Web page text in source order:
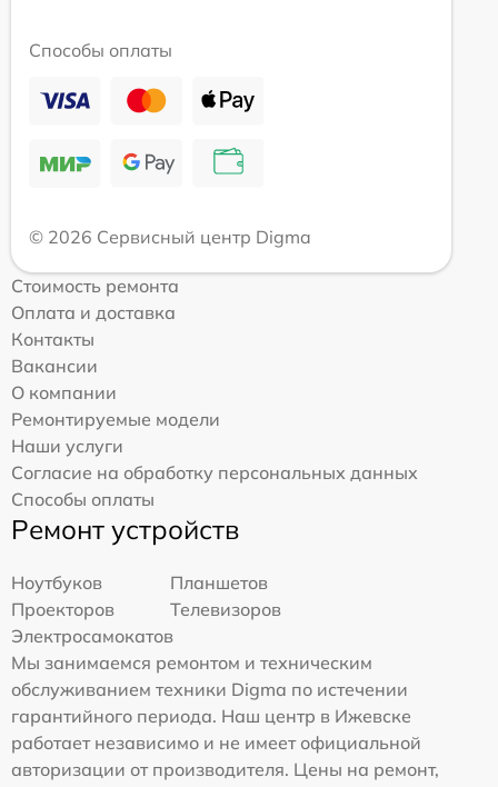
Способы оплаты
© 2026 Сервисный центр Digma
Стоимость ремонта
Оплата и доставка
Контакты
Вакансии
О компании
Ремонтируемые модели
Наши услуги
Согласие на обработку персональных данных
Способы оплаты
Ремонт устройств
Ноутбуков
Планшетов
Проекторов
Телевизоров
Электросамокатов
Мы занимаемся ремонтом и техническим
обслуживанием техники Digma по истечении
гарантийного периода. Наш центр в Ижевске
работает независимо и не имеет официальной
авторизации от производителя. Цены на ремонт,